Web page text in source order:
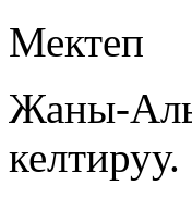
Мектеп
Жаны-
келтируу.